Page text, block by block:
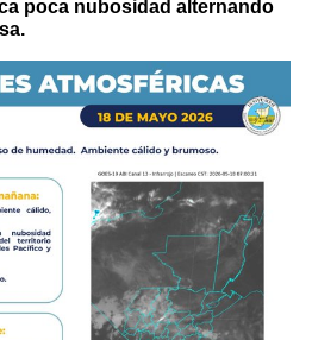
poca nubosidad alternando